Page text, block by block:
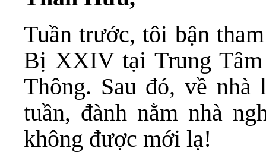
Tuần trước, tôi bận
Bị XXIV tại Trung
Thông. Sau đó, về
tuần, đành nằm nhà
không được mới lạ!